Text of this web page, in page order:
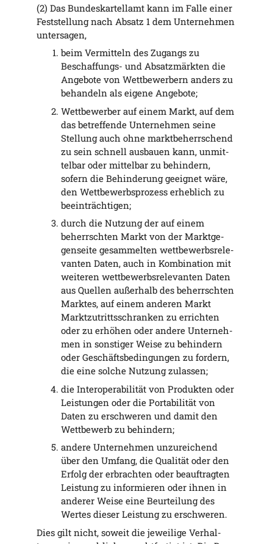
(2) Das Bun­des­kar­tell­amt kann im Fal­le einer
Fest­stel­lung nach Absatz 1 dem Unter­neh­men
untersagen,
beim Ver­mit­teln des Zugangs zu
Beschaf­fungs- und Absatz­märk­ten die
Ange­bo­te von Wett­be­wer­bern anders zu
behan­deln als eige­ne Angebote;
Wett­be­wer­ber auf einem Markt, auf dem
das betref­fen­de Unter­neh­men sei­ne
Stel­lung auch ohne markt­be­herr­schend
zu sein schnell aus­bau­en kann, unmit­
tel­bar oder mit­tel­bar zu behin­dern,
sofern die Behin­de­rung geeig­net wäre,
den Wett­be­werbs­pro­zess erheb­lich zu
beeinträchtigen;
durch die Nut­zung der auf einem
beherrsch­ten Markt von der Markt­ge­
gen­sei­te gesam­mel­ten wett­be­werbs­re­le­
van­ten Daten, auch in Kom­bi­na­ti­on mit
wei­te­ren wett­be­werbs­re­le­van­ten Daten
aus Quel­len außer­halb des beherrsch­ten
Mark­tes, auf einem ande­ren Markt
Markt­zu­tritts­schran­ken zu errich­ten
oder zu erhö­hen oder ande­re Unter­neh­
men in sons­ti­ger Wei­se zu behin­dern
oder Geschäfts­be­din­gun­gen zu for­dern,
die eine sol­che Nut­zung zulassen;
die Inter­ope­ra­bi­li­tät von Pro­duk­ten oder
Leis­tun­gen oder die Por­ta­bi­li­tät von
Daten zu erschwe­ren und damit den
Wett­be­werb zu behindern;
ande­re Unter­neh­men unzu­rei­chend
über den Umfang, die Qua­li­tät oder den
Erfolg der erbrach­ten oder beauf­trag­ten
Leis­tung zu infor­mie­ren oder ihnen in
ande­rer Wei­se eine Beur­tei­lung des
Wer­tes die­ser Leis­tung zu erschweren.
Dies gilt nicht, soweit die jewei­li­ge Ver­hal­